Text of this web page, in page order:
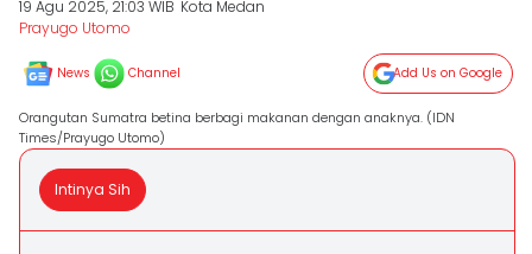
19 Agu 2025, 21:03 WIB Kota Medan
Prayugo Utomo
News Channel Add Us on Google
Orangutan Sumatra betina berbagi makanan dengan anaknya. (IDN
Times/Prayugo Utomo)
Intinya Sih